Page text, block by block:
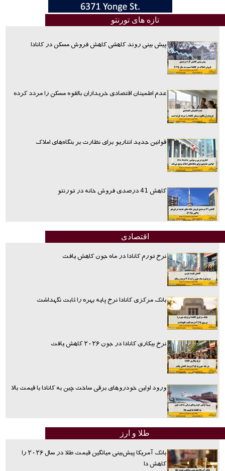
تازه های تورنتو
پیش بینی روند کاهشی کاهش فروش مسکن در کانادا
عدم اطمینان اقتصادی خریداران بالقوه مسکن را مردد کرده
قوانین جدید انتاریو برای نظارت بر بنگاه‌های املاک
کاهش 41 درصدی فروش خانه در تورنتو
اقتصادی
نرخ تورم کانادا در ماه جون کاهش یافت
بانک مرکزی کانادا نرخ پایه بهره را ثابت نگهداشت
نرخ بیکاری کانادا در جون ۲۰۲۶ کاهش یافت
ورود اولین خودروهای برقی ساخت چین به کانادا با قیمت بالا
طلا و ارز
بانک آمریکا پیش‌بینی میانگین قیمت طلا در سال ۲۰۲۶ را
کاهش دا